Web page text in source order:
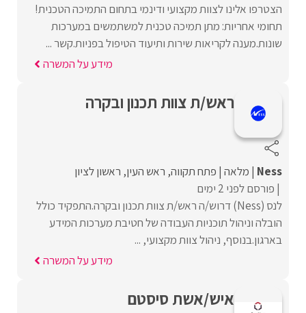
הצטרפו אלינו לצוות מקצועי ודינמי בתחום התמיכה הטכנית!
תחומי אחריות: מתן תמיכה טכנית למשתמשים במערכות
שונות.מענה לקריאות שירות ותיעוד הטיפול בפניות.קשר ...
מידע על המשרה
ראש/ת צוות תכנון ובקרה
Ness מלאה פתח תקווה ראש העין ראשון לציון
פורסם לפני 2 ימים
לנס (Ness) דרוש/ה ראש/ת צוות תכנון ובקרה.התפקיד כולל
הובלה וניהול תוכניות העבודה של חטיבת מערכות המידע
בארגון.בנוסף, ניהול צוות מקצועי, ...
מידע על המשרה
איש/אשת סיסטם